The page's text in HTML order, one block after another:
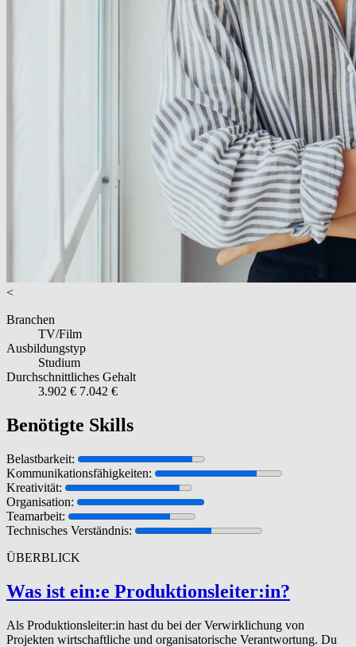
<
Branchen
TV/Film
Ausbildungstyp
Studium
Durchschnittliches Gehalt
3.902 € 7.042 €
Benötigte Skills
Belastbarkeit:
Kommunikationsfähigkeiten:
Kreativität:
Organisation:
Teamarbeit:
Technisches Verständnis:
ÜBERBLICK
Was ist ein:e Pro­duk­tion­sleit­er:in?
Als Produktionsleiter:in hast du bei der Verwirklichung von
Projekten wirtschaftliche und organisatorische Verantwortung. Du